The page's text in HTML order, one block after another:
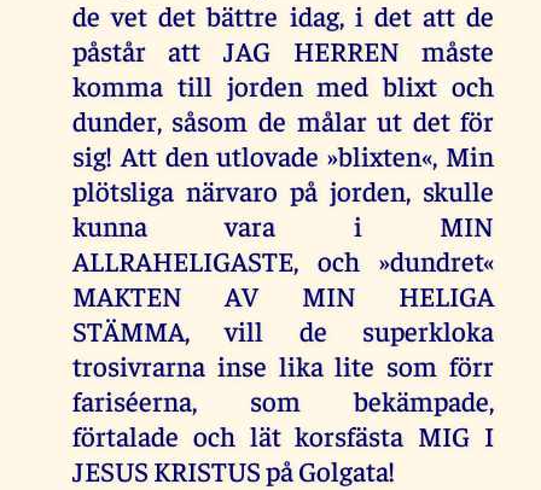
de vet det bättre idag, i det att de
påstår att JAG HERREN måste
komma till jorden med blixt och
dunder, såsom de målar ut det för
sig! Att den utlovade »blixten«, Min
plötsliga närvaro på jorden, skulle
kunna vara i MIN
ALLRAHELIGASTE, och »dundret«
MAKTEN AV MIN HELIGA
STÄMMA, vill de superkloka
trosivrarna inse lika lite som förr
fariséerna, som bekämpade,
förtalade och lät korsfästa MIG I
JESUS KRISTUS på Golgata!